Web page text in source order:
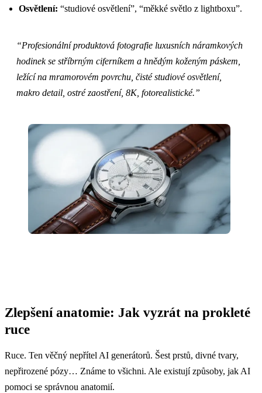
Osvětlení: “studiové osvětlení”, “měkké světlo z lightboxu”.
“Profesionální produktová fotografie luxusních náramkových
hodinek se stříbrným ciferníkem a hnědým koženým páskem,
ležící na mramorovém povrchu, čisté studiové osvětlení,
makro detail, ostré zaostření, 8K, fotorealistické.”
Zlepšení anatomie: Jak vyzrát na prokleté
ruce
Ruce. Ten věčný nepřítel AI generátorů. Šest prstů, divné tvary,
nepřirozené pózy… Známe to všichni. Ale existují způsoby, jak AI
pomoci se správnou anatomií.